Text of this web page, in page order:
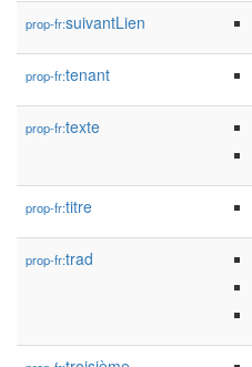
prop-fr:suivantLien
prop-fr:tenant
prop-fr:texte
prop-fr:titre
prop-fr:trad